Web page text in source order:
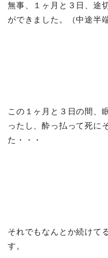
無事、１ヶ月と３日、途
ができました。（中途半
この１ヶ月と３日の間、
ったし、酔っ払って死に
た・・・
それでもなんとか続けて
す。